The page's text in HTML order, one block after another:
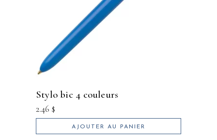
stylo bic 4 couleurs
2.46 $
AJOUTER AU PANIER